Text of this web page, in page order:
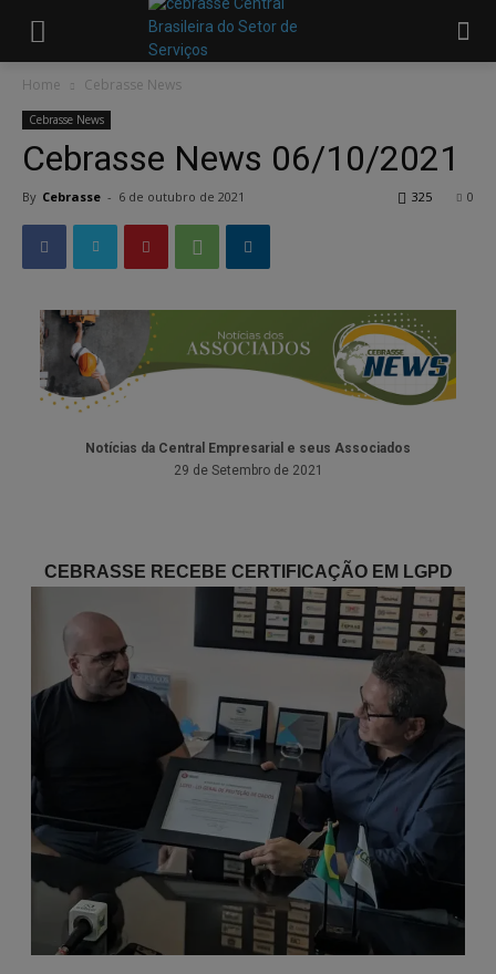
Home Cebrasse News
Cebrasse News
Cebrasse News 06/10/2021
By Cebrasse - 6 de outubro de 2021 0
325
Notícias da Central Empresarial e seus Associados
29 de Setembro de 2021
CEBRASSE RECEBE CERTIFICAÇÃO EM LGPD